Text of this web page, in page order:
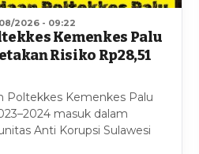
2026 - 09:22
Kemenkes Palu
Risiko Rp28,51
Poltekkes Kemenkes Palu
masuk dalam
Anti Korupsi Sulawesi